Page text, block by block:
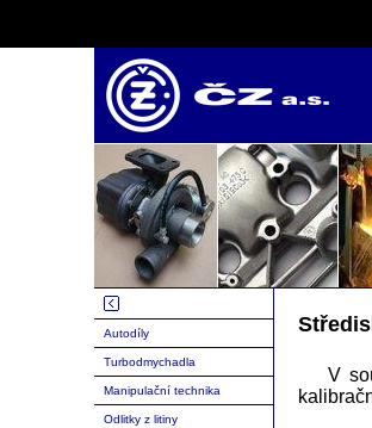
Autodíly
Turbodmychadla
Manipulační technika
Odlitky z litiny
V